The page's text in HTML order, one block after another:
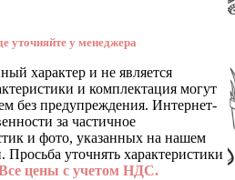
уточняйте у менеджера
характер и не является
и комплектация могут
без предупреждения. Интернет-
за частичное
и фото, указанных на нашем
Просьба уточнять характеристики
цены с учетом НДС.